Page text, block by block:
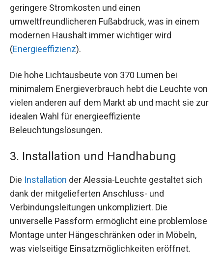
geringere Stromkosten und einen
umweltfreundlicheren Fußabdruck, was in einem
modernen Haushalt immer wichtiger wird
(Energieeffizienz).
Die hohe Lichtausbeute von 370 Lumen bei
minimalem Energieverbrauch hebt die Leuchte von
vielen anderen auf dem Markt ab und macht sie zur
idealen Wahl für energieeffiziente
Beleuchtungslösungen.
3. Installation und Handhabung
Die Installation der Alessia-Leuchte gestaltet sich
dank der mitgelieferten Anschluss- und
Verbindungsleitungen unkompliziert. Die
universelle Passform ermöglicht eine problemlose
Montage unter Hängeschränken oder in Möbeln,
was vielseitige Einsatzmöglichkeiten eröffnet.